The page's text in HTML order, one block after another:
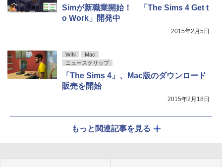
Simが新職業開始！ 「The Sims 4 Get t
o Work」開発中
2015年2月5日
WIN
Mac
ニュースクリップ
「The Sims 4」、Mac版のダウンロード
販売を開始
2015年2月18日
もっと関連記事を見る